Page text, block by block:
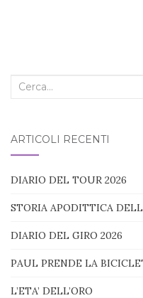
Cerca
ARTICOLI RECENTI
DIARIO DEL TOUR 2026
STORIA APODITTICA
DIARIO DEL GIRO 2026
PAUL PRENDE LA
L’ETA’ DELL’ORO